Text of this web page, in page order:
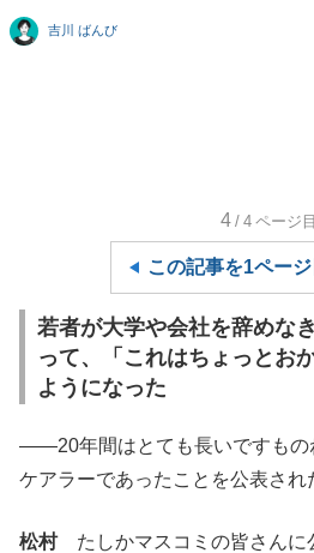
吉川 ばんび
4 /4 ページ目
この記事を1ペー
若者が大学や会社を辞めな
って、「これはちょっとお
ようになった
――20年間はとても長いですもの
ケアラーであったことを公表され
松村たしかマスコミの皆さんに